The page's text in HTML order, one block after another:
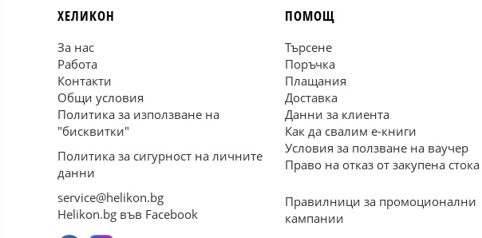
ХЕЛИКОН
За нас
Работа
Контакти
Общи условия
Политика за използване на
"бисквитки"
Политика за сигурност на личните
данни
service@helikon.bg
Helikon.bg във Facebook
ПОМОЩ
Търсене
Поръчка
Плащания
Доставка
Данни за клиента
Как да свалим е-книги
Условия за ползване на ваучер
Право на отказ от закупена стока
Правилници за промоционални
кампании